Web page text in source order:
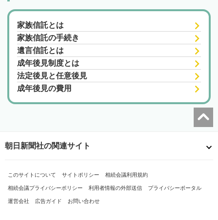
家族信託とは
家族信託の手続き
遺言信託とは
成年後見制度とは
法定後見と任意後見
成年後見の費用
朝日新聞社の関連サイト
このサイトについて サイトポリシー 相続会議利用規約
相続会議プライバシーポリシー 利用者情報の外部送信 プライバシーポータル
運営会社 広告ガイド お問い合わせ